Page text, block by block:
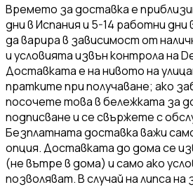
Времето за доставка е
дни в Испания и 5-14 работни
да варира в зависимост от
и условията извън контрола на
Доставката е на нивото на
пратките при получаване; ако
посочете това в бележката за
подписване и се свържете с
Безплатната доставка важи
опция. Доставката до дома се
(не вътре в дома) и само ако
позволяват. В случай на липса